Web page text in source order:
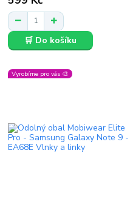
🛒 Do košíku
Vyrobíme pro vás 🎨